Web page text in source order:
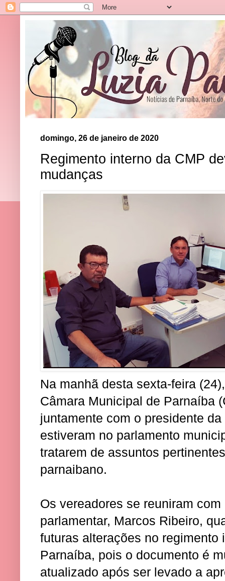
domingo, 26 de janeiro de 2020
Regimento interno da CMP
mudanças
Na manhã desta sexta-feira
Câmara Municipal de Parnaíba
juntamente com o presidente
estiveram no parlamento
tratarem de assuntos
parnaibano.
Os vereadores se reuniram
parlamentar, Marcos Ribeiro,
futuras alterações no regimento
Parnaíba, pois o documento é
atualizado após ser levado a